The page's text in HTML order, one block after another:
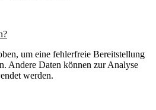
um eine fehlerfreie Bereitstellung
Andere Daten können zur Analyse
werden.